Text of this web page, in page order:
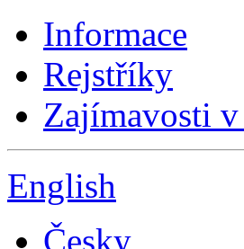
Informace
Rejstříky
Zajímavosti
English
Česky